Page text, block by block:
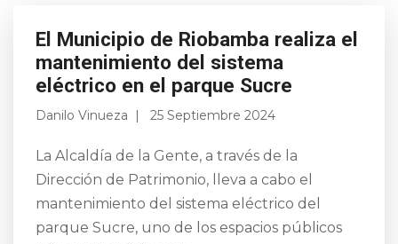
El Municipio de Riobamba realiza el
mantenimiento del sistema
eléctrico en el parque Sucre
Danilo Vinueza 25 Septiembre 2024
La Alcaldía de la Gente, a través de la
Dirección de Patrimonio, lleva a cabo el
mantenimiento del sistema eléctrico del
parque Sucre, uno de los espacios públicos